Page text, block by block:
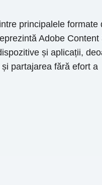
principalele formate
Adobe Content
și aplicații,
partajarea fără efort a